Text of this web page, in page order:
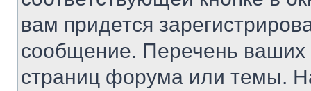
вам придется
сообщение. Перечень ваших
страниц форума или темы.